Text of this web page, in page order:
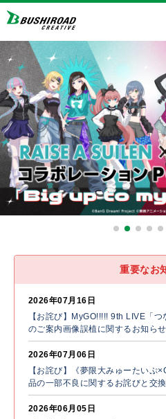
重要なお
2026年07月16日
【お詫び】MyGO!!!!! 9th LIVE「
のご案内画像誤植に関するお知らせ
2026年07月06日
【お詫び】《夢限大みゅーたいぷ
品の一部不良に関するお詫びと交
2026年06月05日